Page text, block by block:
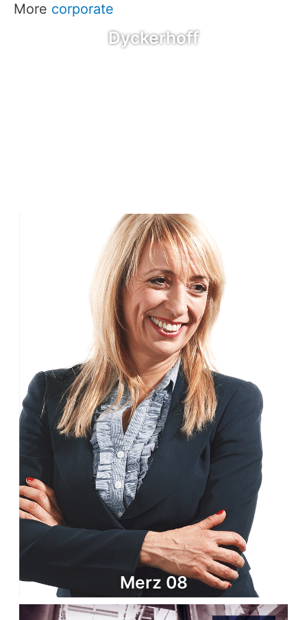
More corporate
Dyckerhoff
Merz 08